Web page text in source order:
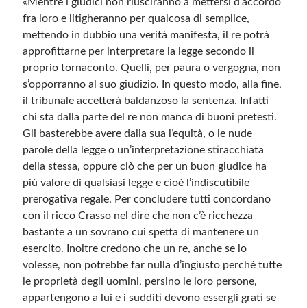
fra loro e litigheranno per qualcosa di semplice,
mettendo in dubbio una verità manifesta, il re potrà
approfittarne per interpretare la legge secondo il
proprio tornaconto. Quelli, per paura o vergogna, non
s’opporranno al suo giudizio. In questo modo, alla fine,
il tribunale accetterà baldanzoso la sentenza. Infatti
chi sta dalla parte del re non manca di buoni pretesti.
Gli basterebbe avere dalla sua l’equità, o le nude
parole della legge o un’interpretazione stiracchiata
della stessa, oppure ciò che per un buon giudice ha
più valore di qualsiasi legge e cioè l’indiscutibile
prerogativa regale. Per concludere tutti concordano
con il ricco Crasso nel dire che non c’è ricchezza
bastante a un sovrano cui spetta di mantenere un
esercito. Inoltre credono che un re, anche se lo
volesse, non potrebbe far nulla d’ingiusto perché tutte
le proprietà degli uomini, persino le loro persone,
appartengono a lui e i sudditi devono essergli grati se